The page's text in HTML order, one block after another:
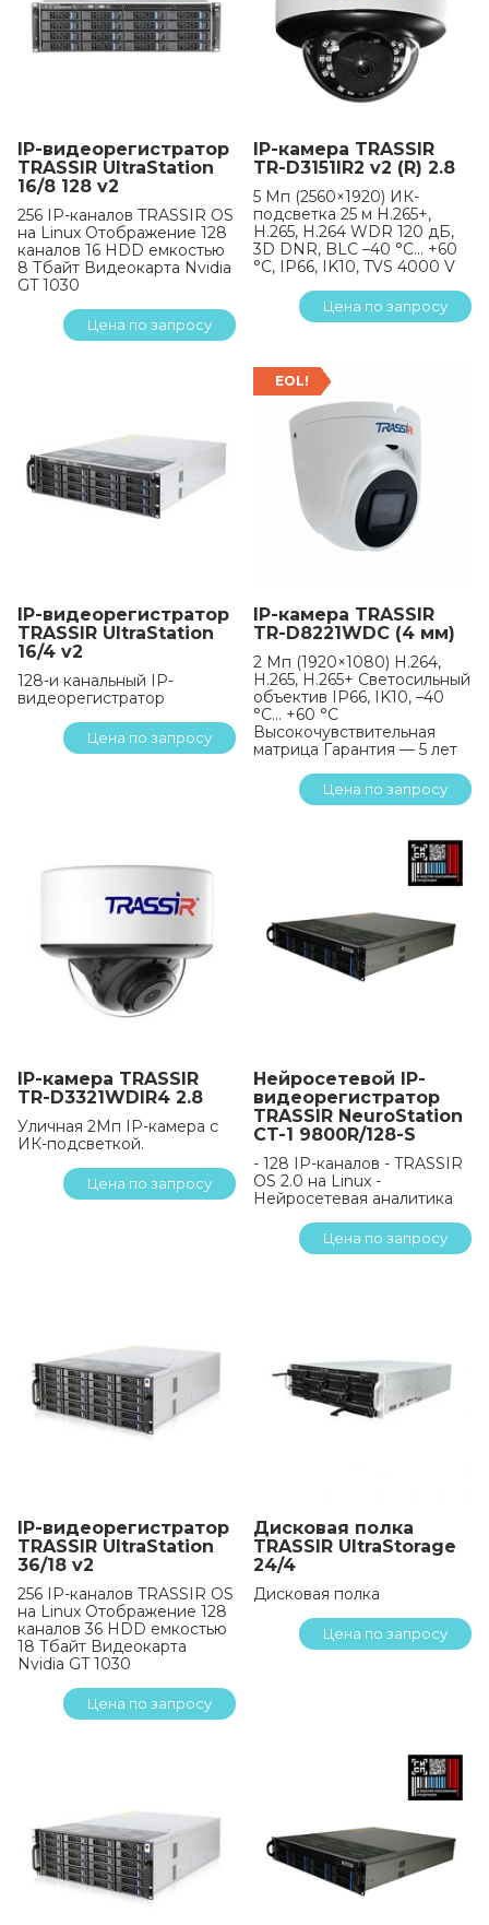
IP-видеорегистратор
TRASSIR UltraStation
16/8 128 v2
256 IP-каналов TRASSIR OS
на Linux Отображение 128
каналов 16 HDD емкостью
8 Тбайт Видеокарта Nvidia
GT 1030
Цена по запросу
IP-камера TRASSIR
TR-D3151IR2 v2 (R) 2.8
5 Мп (2560×1920) ИК-
подсветка 25 м H.265+,
H.265, H.264 WDR 120 дБ,
3D DNR, BLC –40 °C… +60
°C, IP66, IK10, TVS 4000 V
Цена по запросу
IP-видеорегистратор
TRASSIR UltraStation
16/4 v2
128-и канальный IP-
видеорегистратор
Цена по запросу
EOL!
IP-камера TRASSIR
TR-D8221WDC (4 мм)
2 Мп (1920×1080) H.264,
H.265, H.265+ Светосильный
объектив IP66, IK10, –40
°C… +60 °C
Высокочувствительная
матрица Гарантия — 5 лет
Цена по запросу
IP-камера TRASSIR
TR-D3321WDIR4 2.8
Уличная 2Мп IP-камера с
ИК-подсветкой.
Цена по запросу
Нейросетевой IP-
видеорегистратор
TRASSIR NeuroStation
CT-1 9800R/128-S
- 128 IP-каналов - TRASSIR
OS 2.0 на Linux -
Нейросетевая аналитика
Цена по запросу
IP-видеорегистратор
TRASSIR UltraStation
36/18 v2
256 IP-каналов TRASSIR OS
на Linux Отображение 128
каналов 36 HDD емкостью
18 Тбайт Видеокарта
Nvidia GT 1030
Цена по запросу
Дисковая полка
TRASSIR UltraStorage
24/4
Дисковая полка
Цена по запросу